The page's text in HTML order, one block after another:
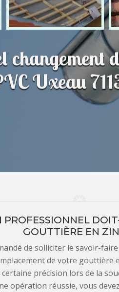
changement
Uxeau
GOUTTIÈRE EN
de solliciter le savoir-
de votre gouttière
précision lors de la
opération réussie, vous